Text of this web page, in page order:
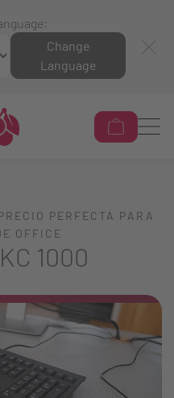
Change
Language
PERFECTA PARA
OFFICE
1000